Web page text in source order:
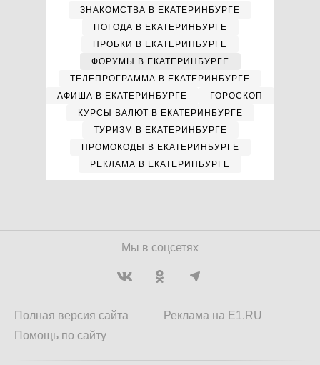
ЗНАКОМСТВА В ЕКАТЕРИНБУРГЕ
ПОГОДА В ЕКАТЕРИНБУРГЕ
ПРОБКИ В ЕКАТЕРИНБУРГЕ
ФОРУМЫ В ЕКАТЕРИНБУРГЕ
ТЕЛЕПРОГРАММА В ЕКАТЕРИНБУРГЕ
АФИША В ЕКАТЕРИНБУРГЕ
ГОРОСКОП
КУРСЫ ВАЛЮТ В ЕКАТЕРИНБУРГЕ
ТУРИЗМ В ЕКАТЕРИНБУРГЕ
ПРОМОКОДЫ В ЕКАТЕРИНБУРГЕ
РЕКЛАМА В ЕКАТЕРИНБУРГЕ
Мы в соцсетях
Полная версия сайта
Помощь по сайту
Реклама на E1.RU